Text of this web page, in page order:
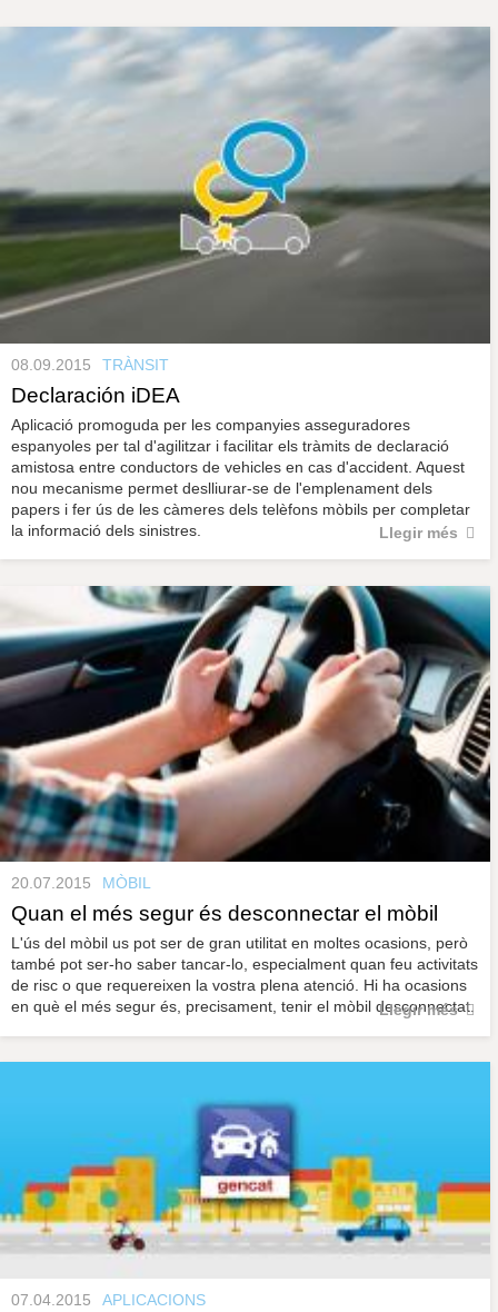
u
08.09.2015 TRÀNSIT
Declaración iDEA
Aplicació promoguda per les companyies asseguradores
espanyoles per tal d'agilitzar i facilitar els tràmits de declaració
amistosa entre conductors de vehicles en cas d'accident. Aquest
nou mecanisme permet deslliurar-se de l'emplenament dels
papers i fer ús de les càmeres dels telèfons mòbils per completar
la informació dels sinistres.
Llegir més
20.07.2015 MÒBIL
Quan el més segur és desconnectar el mòbil
L'ús del mòbil us pot ser de gran utilitat en moltes ocasions, però
també pot ser-ho saber tancar-lo, especialment quan feu activitats
de risc o que requereixen la vostra plena atenció. Hi ha ocasions
en què el més segur és, precisament, tenir el mòbil desconnectat.
Llegir més
07.04.2015 APLICACIONS